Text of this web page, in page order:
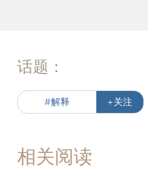
话题：
#解释 +关注
相关阅读